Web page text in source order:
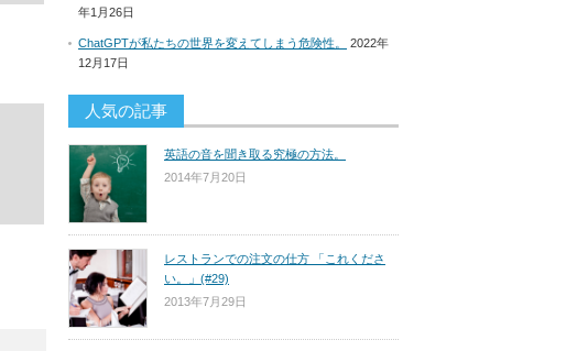
年1月26日
ChatGPTが私たちの世界を変えてしまう危険性。
2022年
12月17日
人気の記事
英語の音を聞き取る究極の方法。
2014年7月20日
レストランでの注文の仕方 「これくださ
い。」(#29)
2013年7月29日